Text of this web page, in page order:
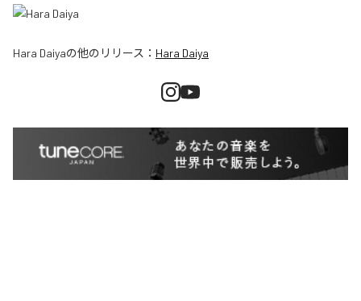
Hara Daiyaの他のリリース： Hara Daiya